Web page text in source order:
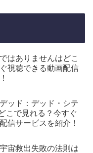
はありませんはどこ
視聴できる動画配信
ッド：デッド・シテ
こで見れる？今すぐ
信サービスを紹介！
宙救出失敗の法則は